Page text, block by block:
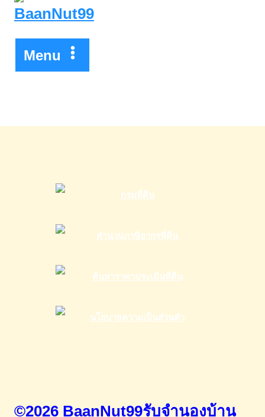
Menu
©2026 BaanNut99รับจำนองบ้าน